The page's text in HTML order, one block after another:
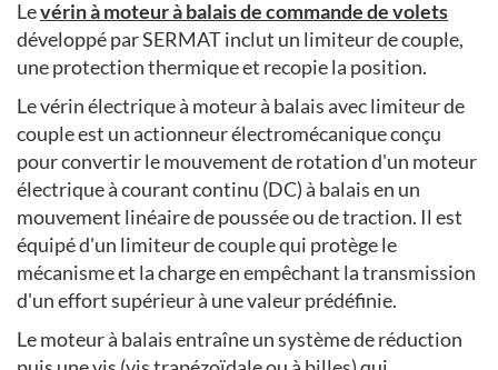
Levérin à moteur à balais de commande de volets
développé par SERMAT inclut un limiteur de couple,
une protection thermique et recopie la position.
Le vérin électrique à moteur à balais avec limiteur de
couple est un actionneur électromécanique conçu
pour convertir le mouvement de rotation d'un moteur
électrique à courant continu (DC) à balais en un
mouvement linéaire de poussée ou de traction. Il est
équipé d'un limiteur de couple qui protège le
mécanisme et la charge en empêchant la transmission
d'un effort supérieur à une valeur prédéfinie.
Le moteur à balais entraîne un système de réduction